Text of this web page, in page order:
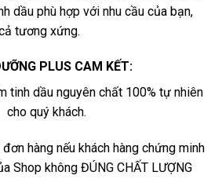
dầu phù hợp với nhu cầu của bạn,
tương xứng.
PLUS CAM KẾT:
tinh dầu nguyên chất 100% tự nhiên
cho quý khách.
hàng nếu khách hàng chứng minh
Shop không ĐÚNG CHẤT LƯỢNG